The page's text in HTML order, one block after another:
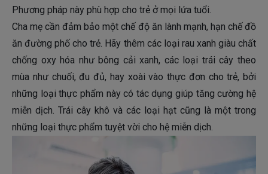
Phương pháp này phù hợp cho trẻ ở mọi lứa tuổi.
Cha mẹ cần đảm bảo một chế độ ăn lành mạnh, hạn chế đồ
ăn đường phố cho trẻ. Hãy thêm các loại rau xanh giàu chất
chống oxy hóa như bông cải xanh, các loại trái cây theo
mùa như chuối, đu đủ, hay xoài vào thực đơn cho trẻ, bởi
những loại thực phẩm này có tác dụng giúp tăng cường hệ
miễn dịch. Trái cây khô và các loại hạt cũng là một trong
những loại thực phẩm tuyệt vời cho hệ miễn dịch.